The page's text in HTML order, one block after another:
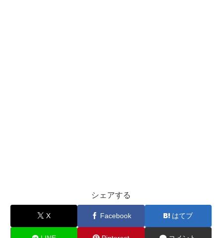
シェアする
X Facebook はてブ